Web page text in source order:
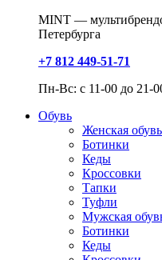
MINT —
Петербурга
+7 812 449-51-71
Пн-Вс: с 11-00 до 21-
Обувь
Женская обувь
Ботинки
Кеды
Кроссовки
Тапки
Туфли
Мужская
Ботинки
Кеды